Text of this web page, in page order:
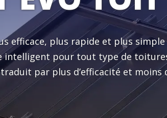
efficace, plus rapide et plus
intelligent pour tout type de
par plus d’efficacité et moins
Oui, je souhaite m'abonner à la newsletter
Envoyer
Numéro de téléphone
Êtes-vous un installateur ?
Quelle est votre question ?